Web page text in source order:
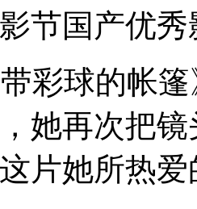
节国产优
彩球的帐
她再次把
片她所热